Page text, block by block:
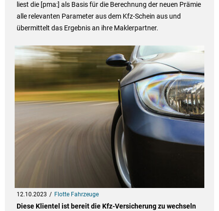
liest die [pma:] als Basis für die Berechnung der neuen Prämie
alle relevanten Parameter aus dem Kfz-Schein aus und
übermittelt das Ergebnis an ihre Maklerpartner.
12.10.2023 Flotte Fahrzeuge
Diese Klientel ist bereit die Kfz-Versicherung zu wechseln